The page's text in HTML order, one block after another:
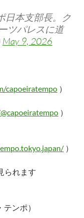
日本支部長。ク
ツパレスに道
May 9, 2026
capoeiratempo ）
）
）
られます
ンポ）